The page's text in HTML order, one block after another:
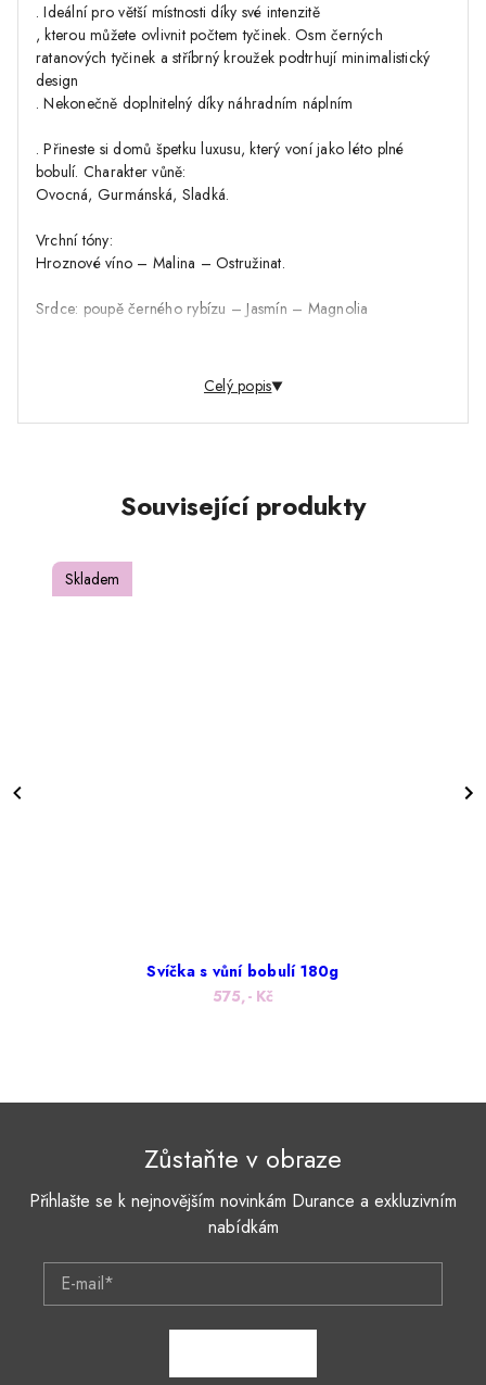
. Ideální pro větší místnosti díky své intenzitě
, kterou můžete ovlivnit počtem tyčinek. Osm černých
ratanových tyčinek a stříbrný kroužek podtrhují minimalistický
design
. Nekonečně doplnitelný díky náhradním náplním
. Přineste si domů špetku luxusu, který voní jako léto plné
bobulí. Charakter vůně:
Ovocná, Gurmánská, Sladká.
Vrchní tóny:
Hroznové víno – Malina – Ostružinat.
Srdce: poupě černého rybízu – Jasmín – Magnolia
Celý popis
Související produkty
Skladem
Svíčka s vůní bobulí 180g
575,- Kč
Zůstaňte v obraze
Přihlašte se k nejnovějším novinkám Durance a exkluzivním
nabídkám
E-mail*